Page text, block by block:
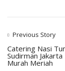
Previous Story
Catering Nasi
Sudirman
Murah Meriah